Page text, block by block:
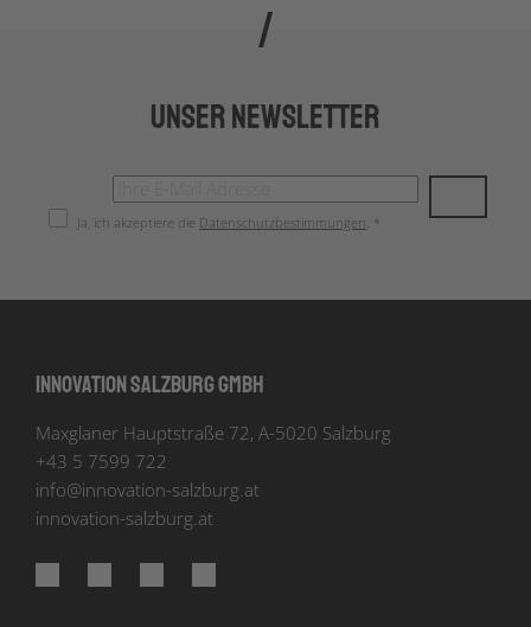
Unser Newsletter
Ja, ich akzeptiere die Datenschutzbestimmungen. *
Innovation Salzburg GmbH
Maxglaner Hauptstraße 72, A-5020 Salzburg
+43 5 7599 722
info@innovation-salzburg.at
innovation-salzburg.at